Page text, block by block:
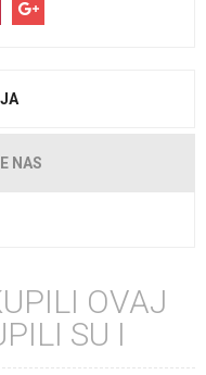
NAS
OVAJ
SU I